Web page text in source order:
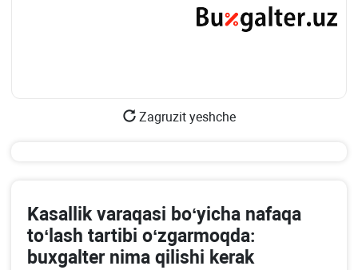
Zagruzit yeshche
Kasallik varaqasi boʻyicha nafaqa
toʻlash tartibi oʻzgarmoqda:
buхgalter nima qilishi kerak